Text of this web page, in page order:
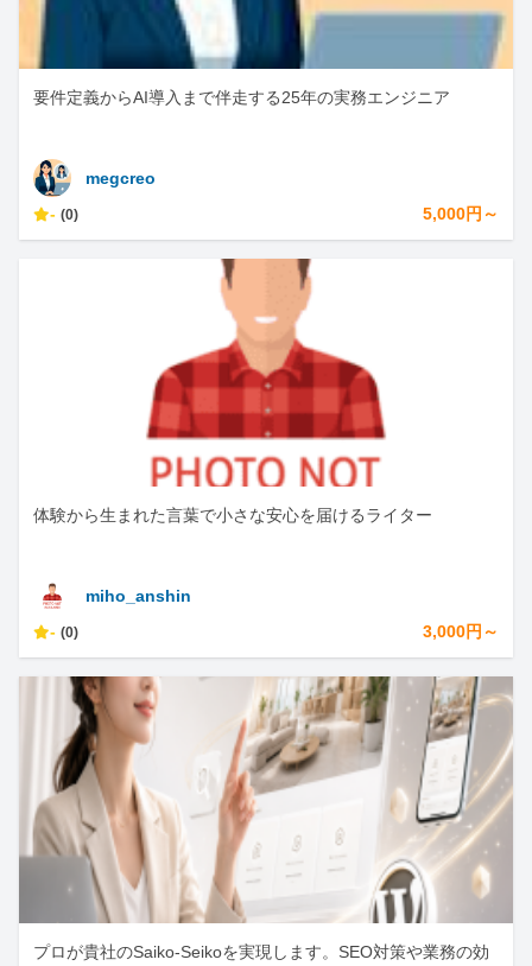
要件定義からAI導入まで伴走する25年の実務エンジニア
megcreo
- (0) 5,000円～
体験から生まれた言葉で小さな安心を届けるライター
miho_anshin
- (0) 3,000円～
プロが貴社のSaiko-Seikoを実現します。SEO対策や業務の効